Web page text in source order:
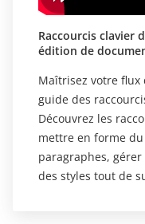
Raccourcis clavier
édition de
Maîtrisez votre flux
guide des
Découvrez les
mettre en forme
paragraphes,
des styles tout de